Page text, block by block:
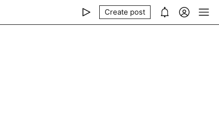
Create post